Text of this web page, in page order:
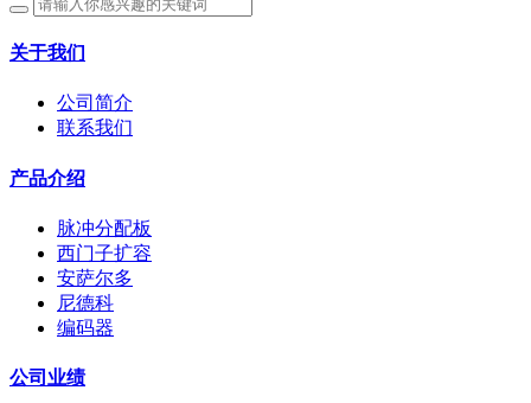
关于我们
公司简介
联系我们
产品介绍
脉冲分配板
西门子扩容
安萨尔多
尼德科
编码器
公司业绩